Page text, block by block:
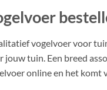
vogelvoer voor
jouw tuin. Een breed
online en het komt